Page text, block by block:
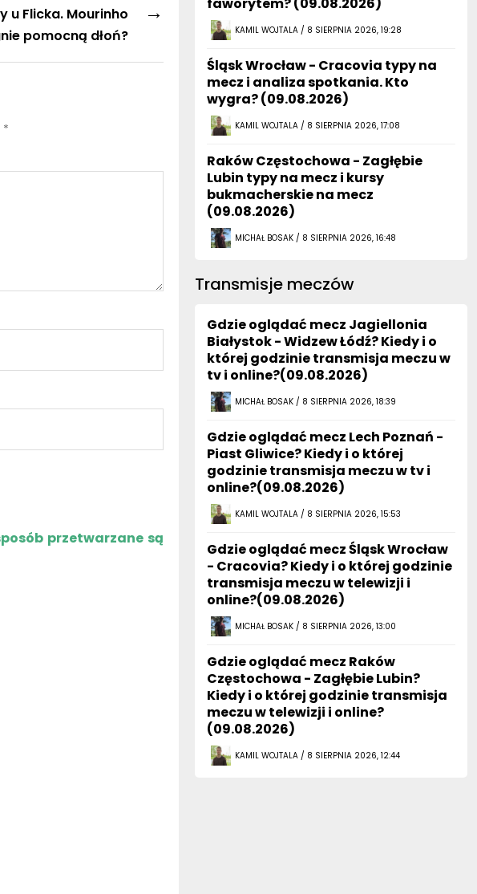
→
u Flicka. Mourinho
pomocną dłoń?
*
przetwarzane są
faworytem? (09.08.2026)
KAMIL WOJTALA / 8 SIERPNIA 2026, 19:28
Śląsk Wrocław - Cracovia typy na
mecz i analiza spotkania. Kto
wygra? (09.08.2026)
KAMIL WOJTALA / 8 SIERPNIA 2026, 17:08
Raków Częstochowa - Zagłębie
Lubin typy na mecz i kursy
bukmacherskie na mecz
(09.08.2026)
MICHAŁ BOSAK / 8 SIERPNIA 2026, 16:48
Transmisje meczów
Gdzie oglądać mecz Jagiellonia
Białystok - Widzew Łódź? Kiedy i o
której godzinie transmisja meczu w
tv i online?(09.08.2026)
MICHAŁ BOSAK / 8 SIERPNIA 2026, 18:39
Gdzie oglądać mecz Lech Poznań -
Piast Gliwice? Kiedy i o której
godzinie transmisja meczu w tv i
online?(09.08.2026)
KAMIL WOJTALA / 8 SIERPNIA 2026, 15:53
Gdzie oglądać mecz Śląsk Wrocław
- Cracovia? Kiedy i o której godzinie
transmisja meczu w telewizji i
online?(09.08.2026)
MICHAŁ BOSAK / 8 SIERPNIA 2026, 13:00
Gdzie oglądać mecz Raków
Częstochowa - Zagłębie Lubin?
Kiedy i o której godzinie transmisja
meczu w telewizji i online?
(09.08.2026)
KAMIL WOJTALA / 8 SIERPNIA 2026, 12:44